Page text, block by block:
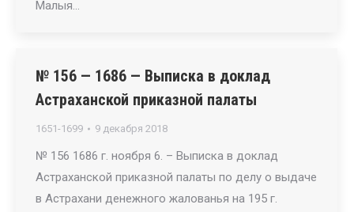
Малыя…
№ 156 — 1686 — Выписка в доклад
Астраханской приказной палаты
1651-1699 9 декабря 2018
№ 156 1686 г. ноября 6. – Выписка в доклад
Астраханской приказной палаты по делу о выдаче
в Астрахани денежного жалованья на 195 г.